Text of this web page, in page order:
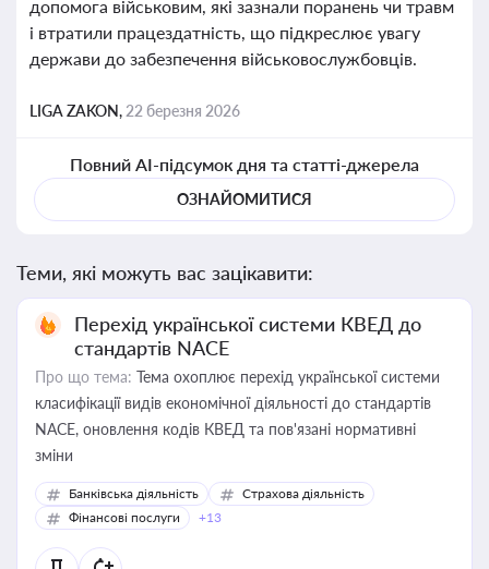
допомога військовим, які зазнали поранень чи травм
і втратили працездатність, що підкреслює увагу
держави до забезпечення військовослужбовців.
LIGA ZAKON, 22 березня 2026
Повний AI-підсумок дня та статті-джерела
ОЗНАЙОМИТИСЯ
Теми, які можуть вас зацікавити:
Перехід української системи КВЕД до
стандартів NACE
Про що тема: Тема охоплює перехід української системи
класифікації видів економічної діяльності до стандартів
NACE, оновлення кодів КВЕД та пов'язані нормативні
зміни
Банківська діяльність
Страхова діяльність
Фінансові послуги
+13